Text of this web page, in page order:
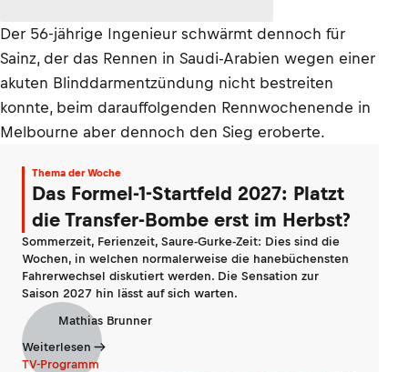
Der 56-jährige Ingenieur schwärmt dennoch für
Sainz, der das Rennen in Saudi-Arabien wegen einer
akuten Blinddarmentzündung nicht bestreiten
konnte, beim darauffolgenden Rennwochenende in
Melbourne aber dennoch den Sieg eroberte.
Thema der Woche
Das Formel-1-Startfeld 2027: Platzt
die Transfer-Bombe erst im Herbst?
Sommerzeit, Ferienzeit, Saure-Gurke-Zeit: Dies sind die
Wochen, in welchen normalerweise die hanebüchensten
Fahrerwechsel diskutiert werden. Die Sensation zur
Saison 2027 hin lässt auf sich warten.
Mathias Brunner
Weiterlesen
TV-Programm